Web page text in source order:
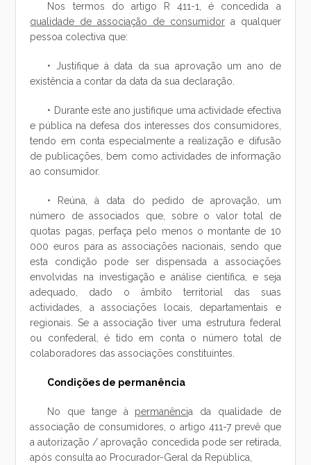
Nos termos do artigo R 411-1, é concedida a
qualidade de associação de consumidora qualquer
pessoa colectiva que:
• Justifique à data da sua aprovação um ano de
existência a contar da data da sua declaração.
• Durante este ano justifique uma actividade efectiva
e pública na defesa dos interesses dos consumidores,
tendo em conta especialmente a realização e difusão
de publicações, bem como actividades de informação
ao consumidor.
• Reúna, à data do pedido de aprovação, um
número de associados que, sobre o valor total de
quotas pagas, perfaça pelo menos o montante de 10
000 euros para as associações nacionais, sendo que
esta condição pode ser dispensada a associações
envolvidas na investigação e análise científica, e seja
adequado, dado o âmbito territorial das suas
actividades, a associações locais, departamentais e
regionais. Se a associação tiver uma estrutura federal
ou confederal, é tido em conta o número total de
colaboradores das associações constituintes.
Condições de permanência
No que tange à permanência da qualidade de
associação de consumidores, o artigo 411-7 prevê que
a autorização / aprovação concedida pode ser retirada,
após consulta ao Procurador-Geral da República,